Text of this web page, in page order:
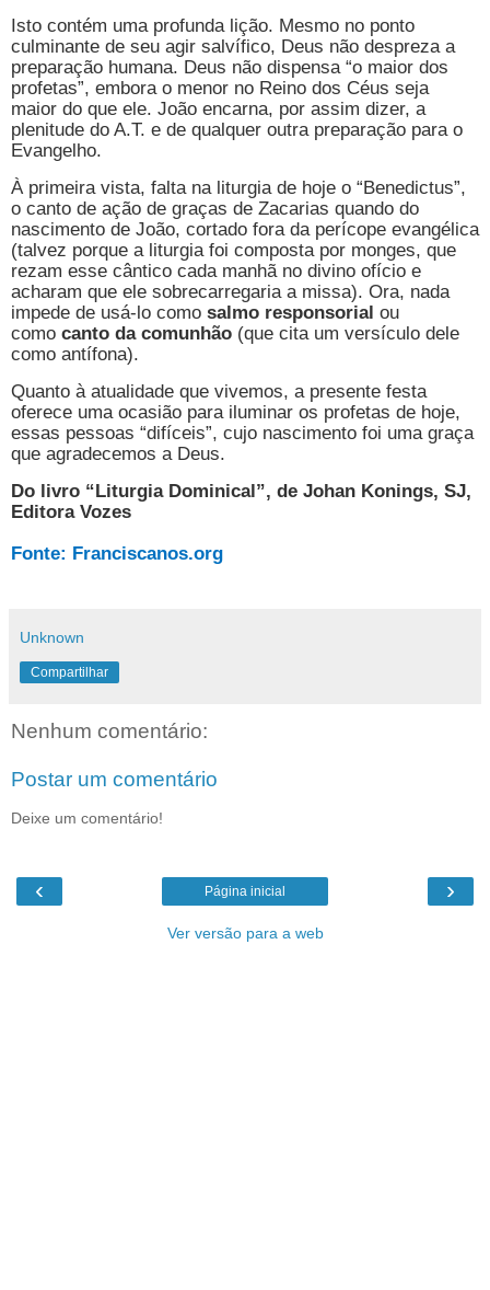
Isto contém uma profunda lição. Mesmo no ponto
culminante de seu agir salvífico, Deus não despreza a
preparação humana. Deus não dispensa “o maior dos
profetas”, embora o menor no Reino dos Céus seja
maior do que ele. João encarna, por assim dizer, a
plenitude do A.T. e de qualquer outra preparação para o
Evangelho.
À primeira vista, falta na liturgia de hoje o “Benedictus”,
o canto de ação de graças de Zacarias quando do
nascimento de João, cortado fora da perícope evangélica
(talvez porque a liturgia foi composta por monges, que
rezam esse cântico cada manhã no divino ofício e
acharam que ele sobrecarregaria a missa). Ora, nada
impede de usá-lo como salmo responsorial ou
como canto da comunhão (que cita um versículo dele
como antífona).
Quanto à atualidade que vivemos, a presente festa
oferece uma ocasião para iluminar os profetas de hoje,
essas pessoas “difíceis”, cujo nascimento foi uma graça
que agradecemos a Deus.
Do livro “Liturgia Dominical”, de Johan Konings, SJ,
Editora Vozes
Fonte: Franciscanos.org
Unknown
Compartilhar
Nenhum comentário:
Postar um comentário
Deixe um comentário!
‹ ›
Página inicial
Ver versão para a web